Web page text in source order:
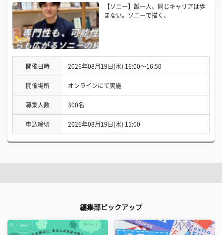
【ソニー】誰一人、同じキャリアは歩
まない。ソニーで描く、
開催日時 2026年08月19日(水) 16:00〜16:50
開催場所 オンラインにて実施
募集人数 300名
申込締切 2026年08月19日(水) 15:00
編集部ピックアップ